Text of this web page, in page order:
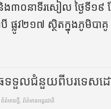
ង៣០នាទីរសៀល ថ្ងៃទី១៩ ខ
បី ផ្លូវ២១៧ ស្ថិតក្នុងភូមិបា
ទទួលជំនួយពីបរទេសដ
ព័ត៌មានថ្មី, ព័ត៌មានអន្តរជាតិ